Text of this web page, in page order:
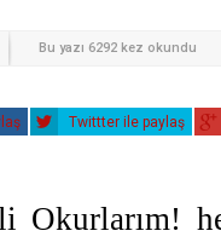
Bu yazı 6292 kez okundu
Twittter ile paylaş
Okurlarım!